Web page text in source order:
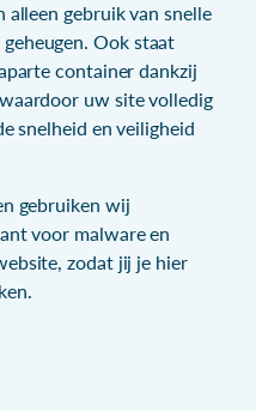
alleen gebruik van snelle
Ook staat
container dankzij
uw site volledig
snelheid en veiligheid
gebruiken wij
voor malware en
zodat jij je hier